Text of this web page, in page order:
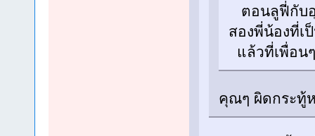
ตอนลูฟี่กับ
สองพี่น้องที่เ
แล้วที่เพื่อน
คุณๆ ผิดกระทู้